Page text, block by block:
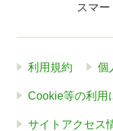
スマ
利用規約 個
Cookie等の利用
サイトアクセス